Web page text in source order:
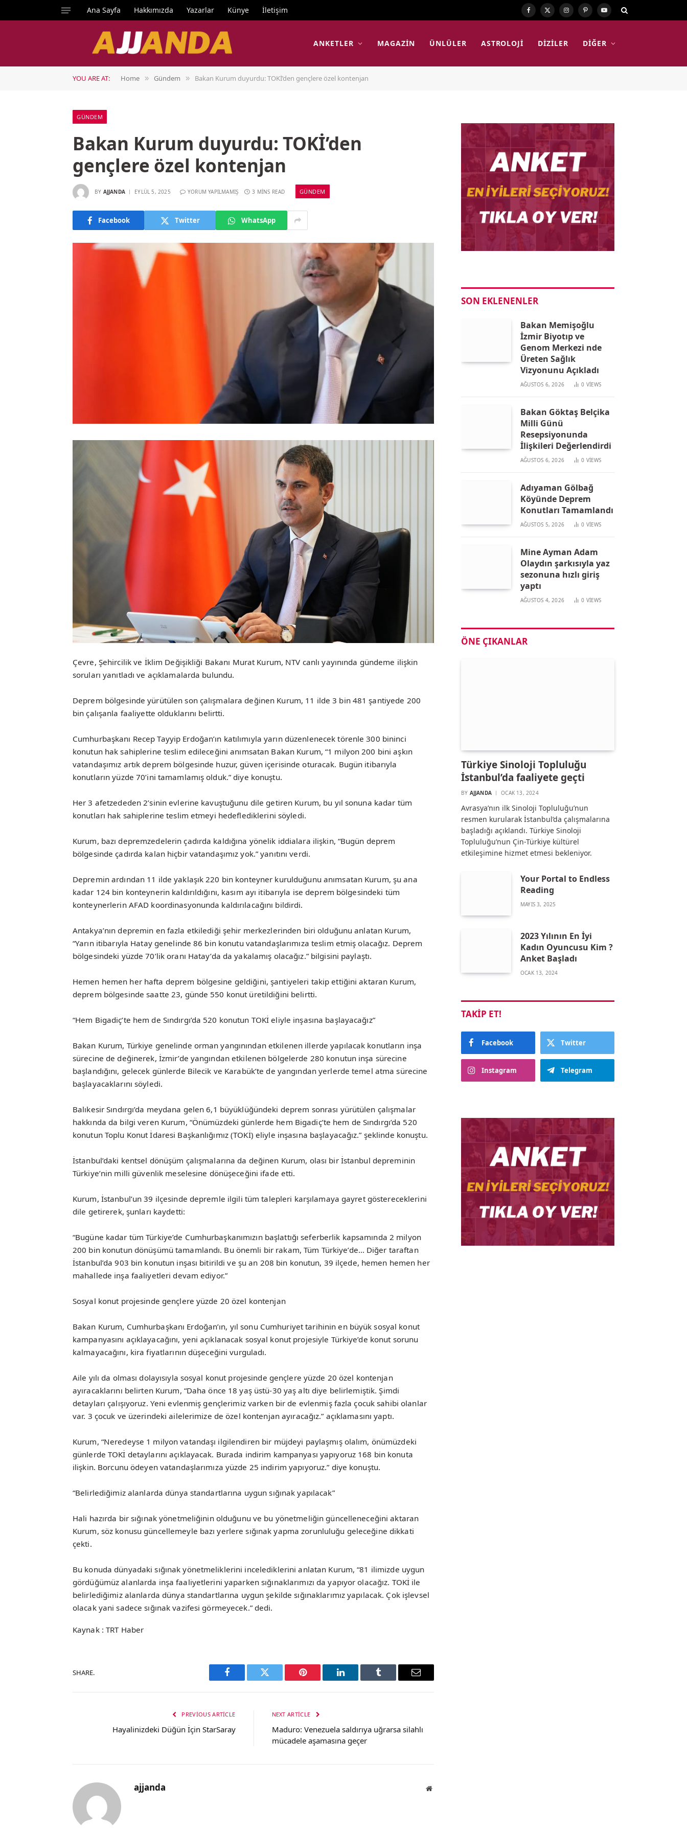
Ana Sayfa Hakkımızda Yazarlar Künye İletişim Facebook
X
Instagram
PinterestYouTube
ANKETLER MAGAZIN ÜNLÜLER ASTROLOJI DIZILER DIĞER
YOU ARE AT: Home » Gündem » Bakan Kurum duyurdu: TOKİ’den gençlere özel kontenjan
GÜNDEM
Bakan Kurum duyurdu: TOKİ’den
gençlere özel kontenjan
BY AJJANDA EYLÜL 5, 2025 YORUM YAPILMAMIŞ 3 MINS READ GÜNDEM
Facebook Twitter WhatsApp
Çevre, Şehircilik ve İklim Değişikliği Bakanı Murat Kurum, NTV canlı yayınında gündeme ilişkin
soruları yanıtladı ve açıklamalarda bulundu.
Deprem bölgesinde yürütülen son çalışmalara değinen Kurum, 11 ilde 3 bin 481 şantiyede 200
bin çalışanla faaliyette olduklarını belirtti.
Cumhurbaşkanı Recep Tayyip Erdoğan’ın katılımıyla yarın düzenlenecek törenle 300 bininci
konutun hak sahiplerine teslim edileceğini anımsatan Bakan Kurum, “1 milyon 200 bini aşkın
vatandaşımız artık deprem bölgesinde huzur, güven içerisinde oturacak. Bugün itibarıyla
konutların yüzde 70’ini tamamlamış olduk.” diye konuştu.
Her 3 afetzededen 2’sinin evlerine kavuştuğunu dile getiren Kurum, bu yıl sonuna kadar tüm
konutları hak sahiplerine teslim etmeyi hedeflediklerini söyledi.
Kurum, bazı depremzedelerin çadırda kaldığına yönelik iddialara ilişkin, “Bugün deprem
bölgesinde çadırda kalan hiçbir vatandaşımız yok.” yanıtını verdi.
Depremin ardından 11 ilde yaklaşık 220 bin konteyner kurulduğunu anımsatan Kurum, şu ana
kadar 124 bin konteynerin kaldırıldığını, kasım ayı itibarıyla ise deprem bölgesindeki tüm
konteynerlerin AFAD koordinasyonunda kaldırılacağını bildirdi.
Antakya’nın depremin en fazla etkilediği şehir merkezlerinden biri olduğunu anlatan Kurum,
“Yarın itibarıyla Hatay genelinde 86 bin konutu vatandaşlarımıza teslim etmiş olacağız. Deprem
bölgesindeki yüzde 70’lik oranı Hatay’da da yakalamış olacağız.” bilgisini paylaştı.
Hemen hemen her hafta deprem bölgesine geldiğini, şantiyeleri takip ettiğini aktaran Kurum,
deprem bölgesinde saatte 23, günde 550 konut üretildiğini belirtti.
“Hem Bigadiç’te hem de Sındırgı’da 520 konutun TOKİ eliyle inşasına başlayacağız”
Bakan Kurum, Türkiye genelinde orman yangınından etkilenen illerde yapılacak konutların inşa
sürecine de değinerek, İzmir’de yangından etkilenen bölgelerde 280 konutun inşa sürecine
başlandığını, gelecek günlerde Bilecik ve Karabük’te de yangından yerlerde temel atma sürecine
başlayacaklarını söyledi.
Balıkesir Sındırgı’da meydana gelen 6,1 büyüklüğündeki deprem sonrası yürütülen çalışmalar
hakkında da bilgi veren Kurum, “Önümüzdeki günlerde hem Bigadiç’te hem de Sındırgı’da 520
konutun Toplu Konut İdaresi Başkanlığımız (TOKİ) eliyle inşasına başlayacağız.” şeklinde konuştu.
İstanbul’daki kentsel dönüşüm çalışmalarına da değinen Kurum, olası bir İstanbul depreminin
Türkiye’nin milli güvenlik meselesine dönüşeceğini ifade etti.
Kurum, İstanbul’un 39 ilçesinde depremle ilgili tüm talepleri karşılamaya gayret göstereceklerini
dile getirerek, şunları kaydetti:
“Bugüne kadar tüm Türkiye’de Cumhurbaşkanımızın başlattığı seferberlik kapsamında 2 milyon
200 bin konutun dönüşümü tamamlandı. Bu önemli bir rakam, Tüm Türkiye’de… Diğer taraftan
İstanbul’da 903 bin konutun inşası bitirildi ve şu an 208 bin konutun, 39 ilçede, hemen hemen her
mahallede inşa faaliyetleri devam ediyor.”
Sosyal konut projesinde gençlere yüzde 20 özel kontenjan
Bakan Kurum, Cumhurbaşkanı Erdoğan’ın, yıl sonu Cumhuriyet tarihinin en büyük sosyal konut
kampanyasını açıklayacağını, yeni açıklanacak sosyal konut projesiyle Türkiye’de konut sorunu
kalmayacağını, kira fiyatlarının düşeceğini vurguladı.
Aile yılı da olması dolayısıyla sosyal konut projesinde gençlere yüzde 20 özel kontenjan
ayıracaklarını belirten Kurum, “Daha önce 18 yaş üstü-30 yaş altı diye belirlemiştik. Şimdi
detayları çalışıyoruz. Yeni evlenmiş gençlerimiz varken bir de evlenmiş fazla çocuk sahibi olanlar
var. 3 çocuk ve üzerindeki ailelerimize de özel kontenjan ayıracağız.” açıklamasını yaptı.
Kurum, “Neredeyse 1 milyon vatandaşı ilgilendiren bir müjdeyi paylaşmış olalım, önümüzdeki
günlerde TOKİ detaylarını açıklayacak. Burada indirim kampanyası yapıyoruz 168 bin konuta
ilişkin. Borcunu ödeyen vatandaşlarımıza yüzde 25 indirim yapıyoruz.” diye konuştu.
“Belirlediğimiz alanlarda dünya standartlarına uygun sığınak yapılacak”
Hali hazırda bir sığınak yönetmeliğinin olduğunu ve bu yönetmeliğin güncelleneceğini aktaran
Kurum, söz konusu güncellemeyle bazı yerlere sığınak yapma zorunluluğu geleceğine dikkati
çekti.
Bu konuda dünyadaki sığınak yönetmeliklerini incelediklerini anlatan Kurum, “81 ilimizde uygun
gördüğümüz alanlarda inşa faaliyetlerini yaparken sığınaklarımızı da yapıyor olacağız. TOKİ ile
belirlediğimiz alanlarda dünya standartlarına uygun şekilde sığınaklarımız yapılacak. Çok işlevsel
olacak yani sadece sığınak vazifesi görmeyecek.” dedi.
Kaynak : TRT Haber
SHARE.
Facebook Twitter Pinterest LinkedIn Tumblr Email
PREVIOUS ARTICLE
Hayalinizdeki Düğün İçin StarSaray
NEXT ARTICLE
Maduro: Venezuela saldırıya uğrarsa silahlı
mücadele aşamasına geçer
ajjanda Website
SON EKLENENLER
Bakan Memişoğlu
İzmir Biyotıp ve
Genom Merkezi nde
Üreten Sağlık
Vizyonunu Açıkladı
AĞUSTOS 6, 2026 0 VIEWS
Bakan Göktaş Belçika
Milli Günü
Resepsiyonunda
İlişkileri Değerlendirdi
AĞUSTOS 6, 2026 0 VIEWS
Adıyaman Gölbağ
Köyünde Deprem
Konutları Tamamlandı
AĞUSTOS 5, 2026 0 VIEWS
Mine Ayman Adam
Olaydın şarkısıyla yaz
sezonuna hızlı giriş
yaptı
AĞUSTOS 4, 2026 0 VIEWS
ÖNE ÇIKANLAR
Türkiye Sinoloji Topluluğu
İstanbul’da faaliyete geçti
BY AJJANDA OCAK 13, 2024
Avrasya’nın ilk Sinoloji Topluluğu’nun
resmen kurularak İstanbul’da çalışmalarına
başladığı açıklandı. Türkiye Sinoloji
Topluluğu’nun Çin-Türkiye kültürel
etkileşimine hizmet etmesi bekleniyor.
Your Portal to Endless
Reading
MAYIS 3, 2025
2023 Yılının En İyi
Kadın Oyuncusu Kim ?
Anket Başladı
OCAK 13, 2024
TAKIP ET!
Facebook Twitter
Instagram Telegram